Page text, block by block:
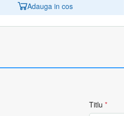
Adauga in cos
Titlu *